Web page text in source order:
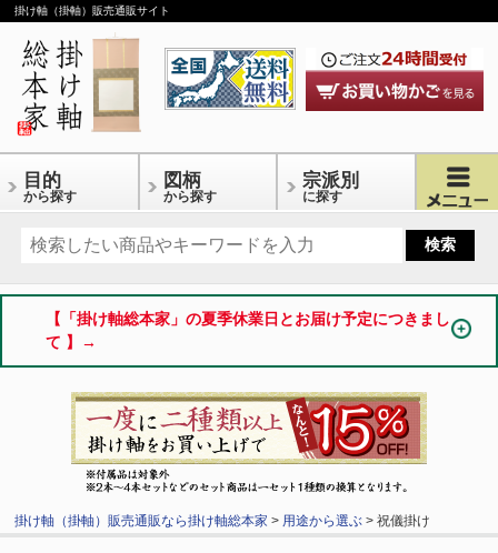
掛け軸（掛軸）販売通販サイト
目的
から探す
図柄
から探す
宗派別
に探す
【「掛け軸総本家」の夏季休業日とお届け予定につきまし
て 】→
掛け軸（掛軸）販売通販なら掛け軸総本家 > 用途から選ぶ > 祝儀掛け